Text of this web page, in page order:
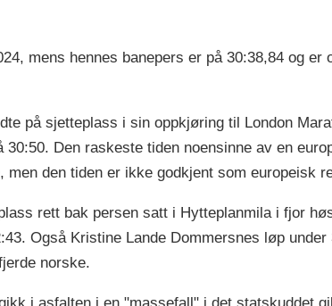
mens hennes banepers er på 30:38,84 og er
på sjetteplass i sin oppkjøring til London
Den raskeste tiden noensinne av en
den tiden er ikke godkjent som europeisk
rett bak persen satt i Hytteplanmila i fjor
Også Kristine Lande Dommersnes løp under
norske.